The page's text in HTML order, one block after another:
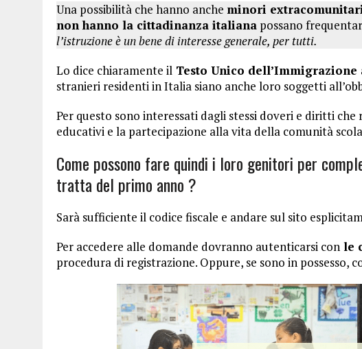
Una possibilità che hanno anche minori
non hanno la cittadinanza italiana possano
l’istruzione è un bene di interesse generale, per tutti.
Lo dice chiaramente il Testo Unico
stranieri residenti in Italia siano anche loro soggetti
Per questo sono interessati dagli stessi doveri e diritti che
educativi e la partecipazione alla vita della comunità
Come possono fare quindi i loro genitori per
tratta del primo anno ?
Sarà sufficiente il codice fiscale e andare sul sito
Per accedere alle domande dovranno autenticarsi con le
procedura di registrazione. Oppure, se sono in possesso,